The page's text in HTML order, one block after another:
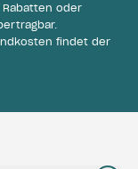
oder
findet der